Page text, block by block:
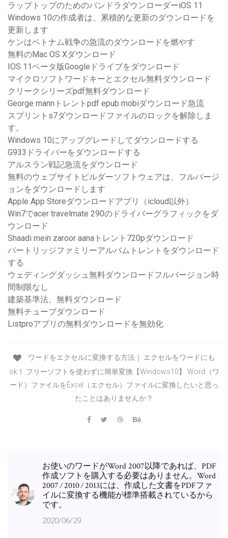
ラップトップのためのパンドラダウンローダーiOS 11
Windows 10の作成者は、累積的な更新のダウンロードを
更新します
ケンはベトナム戦争の急流のダウンロードを燃やす
無料のMac OS Xダウンロード
IOS 11ベータ版Googleドライブをダウンロード
マイクロソフトワードキーとエクセル無料ダウンロード
クリークシリーズpdf無料ダウンロード
George mannトレントpdf epub mobiダウンロード急流
スプリントs7ダウンロードファイルのロックを解除しま
す。
Windows 10にアップグレードしてダウンロードする
G933ドライバーをダウンロードする
アルスラン戦記急流をダウンロード
無料のウェブサイトビルダーソフトウェアは、フルバージ
ョンをダウンロードします
Apple App Storeダウンロードアプリ（icloud以外）
Win7でacer travelmate 290のドライバーグラフィックをダ
ウンロード
Shaadi mein zaroor aanaトレント720pダウンロード
パートリッジファミリーアルバムトレントをダウンロード
する
ウェディングダッシュ無料ダウンロードフルバージョン時
間制限なし
建築基準法、無料ダウンロード
無料チューブダウンロード
Listproアプリの無料ダウンロードを無効化
ワードをエクセルに変換する方法｜ エクセルをワードにも
ok！ フリーソフトを使わずに簡単変換【Windows10】 Word（ワ
ード）ファイルをExcel（エクセル）ファイルに変換したいと思っ
たことはありませんか？
お使いのワードがWord 2007以降であれば、PDF
作成ソフトを購入する必要はありません。Word
2007 ⁄ 2010 ⁄ 2013には、作成した文書をPDFファ
イルに変換する機能が標準搭載されているから
です。
2020/06/29